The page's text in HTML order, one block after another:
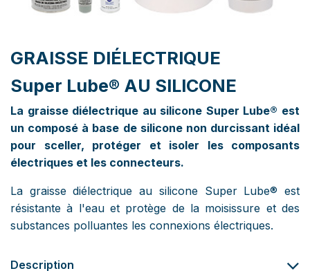
GRAISSE DIÉLECTRIQUE
Super Lube® AU SILICONE
La graisse diélectrique au silicone Super Lube® est
un composé à base de silicone non durcissant idéal
pour sceller, protéger et isoler les composants
électriques et les connecteurs.
La graisse diélectrique au silicone Super Lube® est
résistante à l'eau et protège de la moisissure et des
substances polluantes les connexions électriques.
Description